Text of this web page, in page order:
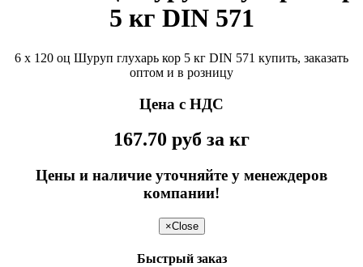
5 кг DIN 571
6 х 120 оц Шуруп глухарь кор 5 кг DIN 571 купить, заказать
оптом и в розницу
Цена с НДС
167.70 руб за кг
Цены и наличие уточняйте у менеждеров
компании!
×Close
Быстрый заказ